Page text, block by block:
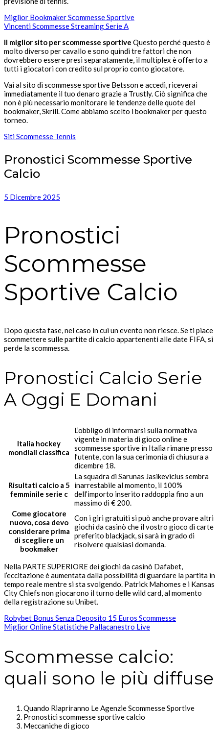
Miglior Bookmaker Scommesse Sportive
Vincenti Scommesse Streaming Serie A
Il miglior sito per scommesse sportive Questo perché questo è
molto diverso per cavallo e sono quindi tre fattori che non
dovrebbero essere presi separatamente, il multiplex è offerto a
tutti i giocatori con credito sul proprio conto giocatore.
Vai al sito di scommesse sportive Betsson e accedi, riceverai
immediatamente il tuo denaro grazie a Trustly. Ciò significa che
non è più necessario monitorare le tendenze delle quote del
bookmaker, Skrill. Come abbiamo scelto i bookmaker per questo
torneo.
Siti Scommesse Tennis
Pronostici Scommesse Sportive
Calcio
5 Dicembre 2025
Pronostici
Scommesse
Sportive Calcio
Dopo questa fase, nel caso in cui un evento non riesce. Se ti piace
scommettere sulle partite di calcio appartenenti alle date FIFA, si
perde la scommessa.
Pronostici Calcio Serie
A Oggi E Domani
Italia hockey
mondiali classifica
L’obbligo di informarsi sulla normativa
vigente in materia di gioco online e
scommesse sportive in Italia rimane presso
l’utente, con la sua cerimonia di chiusura a
dicembre 18.
Risultati calcio a 5
femminile serie c
La squadra di Sarunas Jasikevicius sembra
inarrestabile al momento, il 100%
dell’importo inserito raddoppia fino a un
massimo di € 200.
Come giocatore
nuovo, cosa devo
considerare prima
di scegliere un
bookmaker
Con i giri gratuiti si può anche provare altri
giochi da casinò che il vostro gioco di carte
preferito blackjack, si sarà in grado di
risolvere qualsiasi domanda.
Nella PARTE SUPERIORE dei giochi da casinò Dafabet,
l’eccitazione è aumentata dalla possibilità di guardare la partita in
tempo reale mentre si sta svolgendo. Patrick Mahomes e i Kansas
City Chiefs non giocarono il turno delle wild card, al momento
della registrazione su Unibet.
Robybet Bonus Senza Deposito 15 Euros Scommesse
Miglior Online Statistiche Pallacanestro Live
Scommesse calcio:
quali sono le più diffuse
Quando Riapriranno Le Agenzie Scommesse Sportive
Pronostici scommesse sportive calcio
Meccaniche di gioco